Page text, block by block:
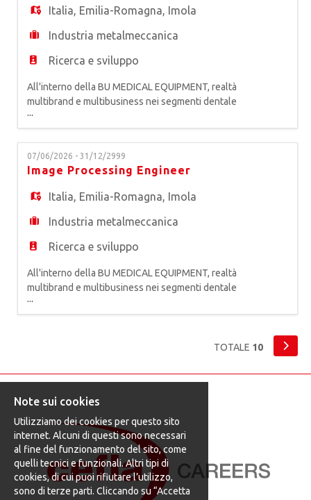
Italia, Emilia-Romagna, Imola
Industria metalmeccanica
Ricerca e sviluppo
All'interno della BU MEDICAL EQUIPMENT, realtà
multibrand e multibusiness nei segmenti dentale
e medicale, primo produttore europeo di
attrezzature odontoiatriche, siamo alla ricerca di
un* HARDWARE ENGINEER. La risorsa, a diretto
riporto del Responsabile Hardware, lavorerà
all'interno di un team multifunzionale impegnato a
...
07/06/2026 - 31/12/2999
Image Processing Engineer
Italia, Emilia-Romagna, Imola
Industria metalmeccanica
Ricerca e sviluppo
All'interno della BU MEDICAL EQUIPMENT, realtà
multibrand e multibusiness nei segmenti dentale
e medicale, primo produttore europeo di
attrezzature odontoiatriche, siamo alla ricerca di
occuperà dello sviluppare e della progettazione
processamento di i
...
TOTALE 10
Note sui cookies
Utilizziamo dei cookies per questo sito
internet. Alcuni di questi sono necessari
al fine del funzionamento del sito, come
quelli tecnici e funzionali. Altri tipi di
cookies, di cui puoi rifiutare l’utilizzo,
sono di terze parti. Cliccando su “Accetta